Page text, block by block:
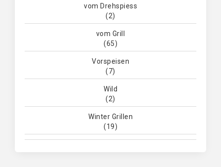
vom Drehspiess
(2)
vom Grill
(65)
Vorspeisen
(7)
Wild
(2)
Winter Grillen
(19)